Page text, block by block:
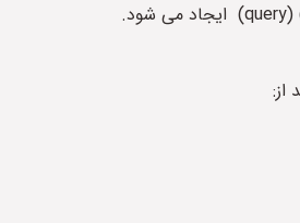
شامل جدول(کارمند، روزنامه،عضو،پرداختی،صفحات، چاپخانه وغیره) طراحی می گردند؛ روابط بین جداول ترسیم می گردد و بیش از 15کوری(پرس و جو) (query) ایجاد می شود.